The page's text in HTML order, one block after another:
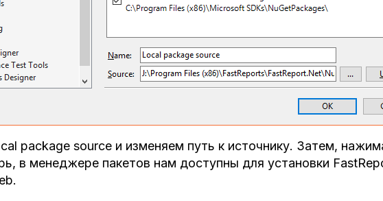
package source и изменяем путь к источнику. Затем,
в менеджере пакетов нам доступны для установки